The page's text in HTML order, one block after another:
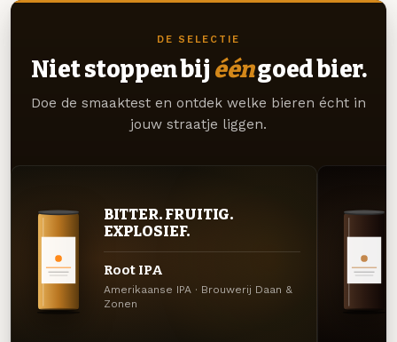
DE SELECTIE
Niet stoppen bij ééngoed bier.
Doe de smaaktest en ontdek welke bieren écht in
jouw straatje liggen.
BITTER. FRUITIG.
EXPLOSIEF.
Root IPA
Amerikaanse IPA · Brouwerij Daan &
Zonen